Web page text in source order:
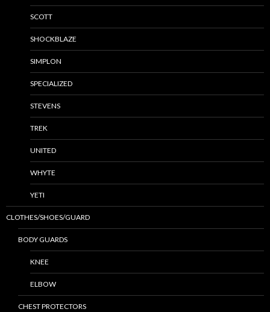
SCOTT
SHOCKBLAZE
SIMPLON
SPECIALIZED
STEVENS
TREK
UNITED
WHYTE
YETI
CLOTHES/SHOES/GUARD
BODY GUARDS
KNEE
ELBOW
CHEST PROTECTORS